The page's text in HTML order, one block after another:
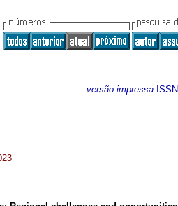
versão impressa ISSN